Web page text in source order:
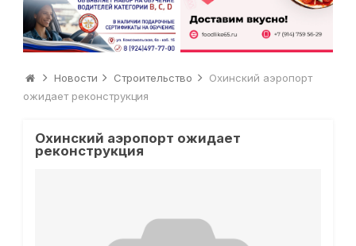
Новости Строительство
Охинский аэропорт
ожидает реконструкция
Охинский аэропорт ожидает
реконструкция